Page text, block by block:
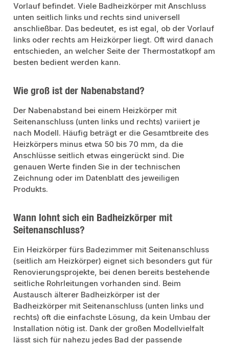
Vorlauf befindet. Viele Badheizkörper mit Anschluss
unten seitlich links und rechts sind universell
anschließbar. Das bedeutet, es ist egal, ob der Vorlauf
links oder rechts am Heizkörper liegt. Oft wird danach
entschieden, an welcher Seite der Thermostatkopf am
besten bedient werden kann.
Wie groß ist der Nabenabstand?
Der Nabenabstand bei einem Heizkörper mit
Seitenanschluss (unten links und rechts) variiert je
nach Modell. Häufig beträgt er die Gesamtbreite des
Heizkörpers minus etwa 50 bis 70 mm, da die
Anschlüsse seitlich etwas eingerückt sind. Die
genauen Werte finden Sie in der technischen
Zeichnung oder im Datenblatt des jeweiligen
Produkts.
Wann lohnt sich ein Badheizkörper mit
Seitenanschluss?
Ein Heizkörper fürs Badezimmer mit Seitenanschluss
(seitlich am Heizkörper) eignet sich besonders gut für
Renovierungsprojekte, bei denen bereits bestehende
seitliche Rohrleitungen vorhanden sind. Beim
Austausch älterer Badheizkörper ist der
Badheizkörper mit Seitenanschluss (unten links und
rechts) oft die einfachste Lösung, da kein Umbau der
Installation nötig ist. Dank der großen Modellvielfalt
lässt sich für nahezu jedes Bad der passende